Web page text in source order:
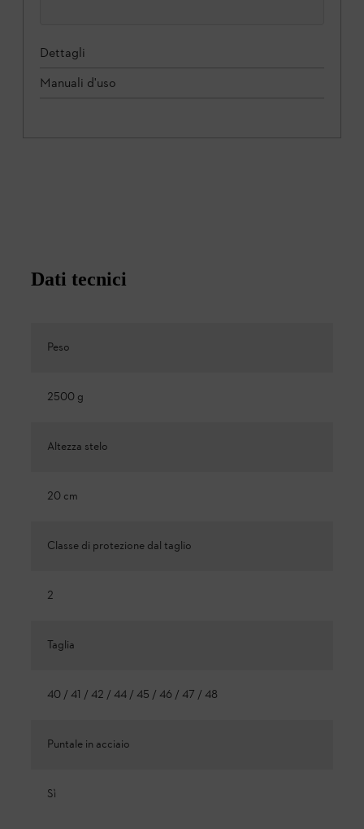
Dettagli
Manuali d'uso
Dati tecnici
Peso
2500 g
Altezza stelo
20 cm
Classe di protezione dal taglio
2
Taglia
40 / 41 / 42 / 44 / 45 / 46 / 47 / 48
Puntale in acciaio
Sì